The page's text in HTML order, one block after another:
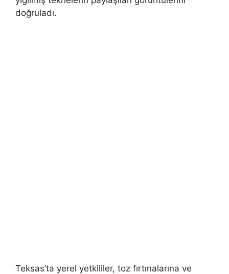
doğruladı.
Teksas’ta yerel yetkililer, toz fırtınalarına ve